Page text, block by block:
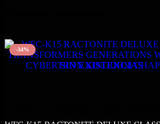
-34%
SIN EXISTENCIAS